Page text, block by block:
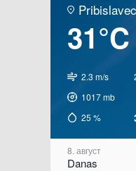
Pribislavec
31°C
2.3 m/s
1017mb
25 %
8. август
Danas